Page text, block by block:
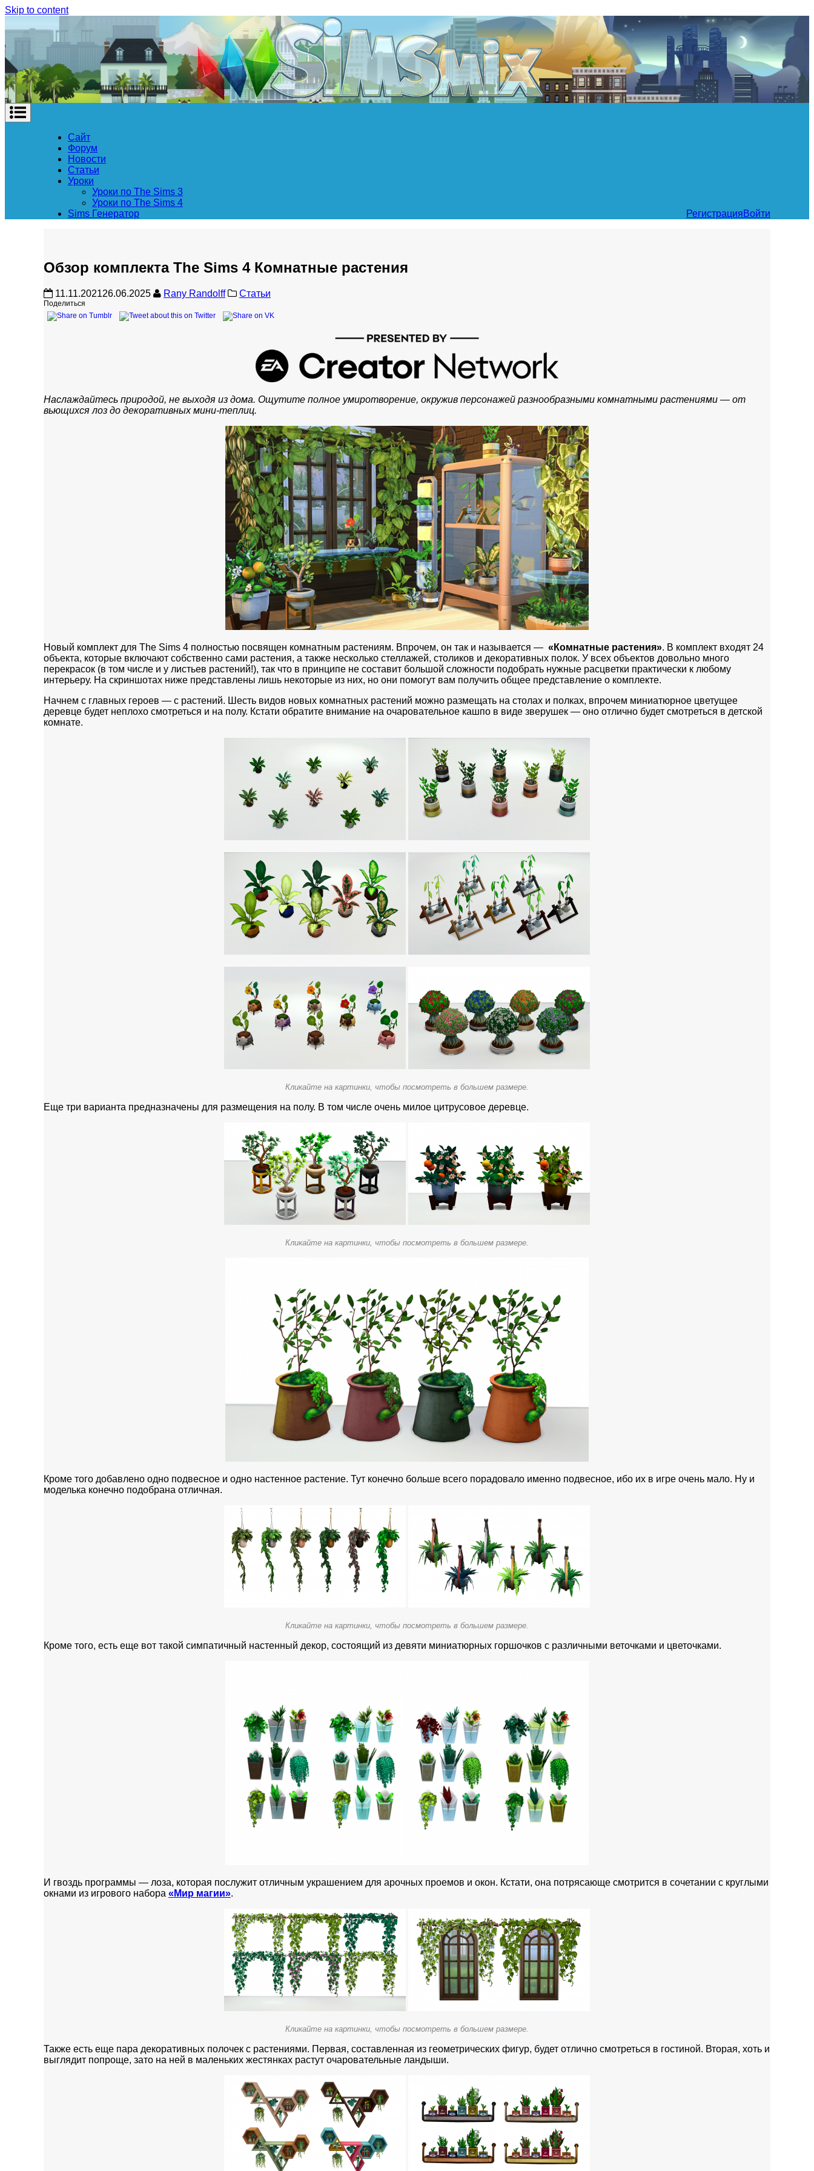
Skip to content
Сайт
Форум
Новости
Статьи
Уроки
Уроки по The Sims 3
Уроки по The Sims 4
Войти
Регистрация
Sims Генератор
Обзор комплекта The Sims 4 Комнатные растения
11.11.202126.06.2025 Rany Randolff Статьи
Поделиться
Наслаждайтесь природой, не выходя из дома. Ощутите полное умиротворение, окружив персонажей разнообразными комнатными растениями — от
вьющихся лоз до декоративных мини-теплиц.
Новый комплект для The Sims 4 полностью посвящен комнатным растениям. Впрочем, он так и называется — «Комнатные растения». В комплект входят 24
объекта, которые включают собственно сами растения, а также несколько стеллажей, столиков и декоративных полок. У всех объектов довольно много
перекрасок (в том числе и у листьев растений!), так что в принципе не составит большой сложности подобрать нужные расцветки практически к любому
интерьеру. На скриншотах ниже представлены лишь некоторые из них, но они помогут вам получить общее представление о комплекте.
Начнем с главных героев — с растений. Шесть видов новых комнатных растений можно размещать на столах и полках, впрочем миниатюрное цветущее
деревце будет неплохо смотреться и на полу. Кстати обратите внимание на очаровательное кашпо в виде зверушек — оно отлично будет смотреться в детской
комнате.
Кликайте на картинки, чтобы посмотреть в большем размере.
Еще три варианта предназначены для размещения на полу. В том числе очень милое цитрусовое деревце.
Кликайте на картинки, чтобы посмотреть в большем размере.
Кроме того добавлено одно подвесное и одно настенное растение. Тут конечно больше всего порадовало именно подвесное, ибо их в игре очень мало. Ну и
моделька конечно подобрана отличная.
Кликайте на картинки, чтобы посмотреть в большем размере.
Кроме того, есть еще вот такой симпатичный настенный декор, состоящий из девяти миниатюрных горшочков с различными веточками и цветочками.
И гвоздь программы — лоза, которая послужит отличным украшением для арочных проемов и окон. Кстати, она потрясающе смотрится в сочетании с круглыми
окнами из игрового набора «Мир магии».
Кликайте на картинки, чтобы посмотреть в большем размере.
Также есть еще пара декоративных полочек с растениями. Первая, составленная из геометрических фигур, будет отлично смотреться в гостиной. Вторая, хоть и
выглядит попроще, зато на ней в маленьких жестянках растут очаровательные ландыши.